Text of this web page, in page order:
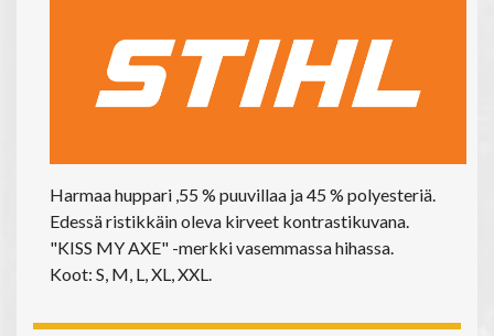
Harmaa huppari ,55 % puuvillaa ja 45 % polyesteriä.
Edessä ristikkäin oleva kirveet kontrastikuvana.
"KISS MY AXE" -merkki vasemmassa hihassa.
Koot: S, M, L, XL, XXL.